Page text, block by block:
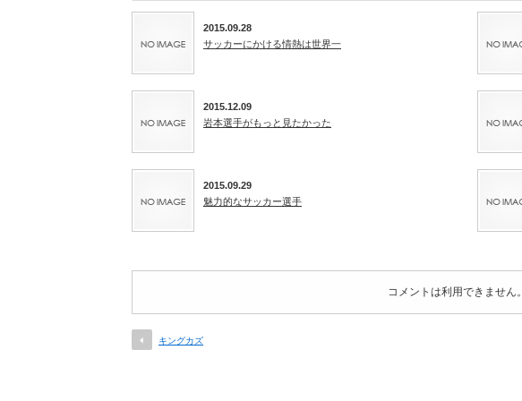
2015.09.28
サッカーにかける情熱は世界一
2015.12.09
岩本選手がもっと見たかった
2015.09.29
魅力的なサッカー選手
コメントは利用できません。
キングカズ